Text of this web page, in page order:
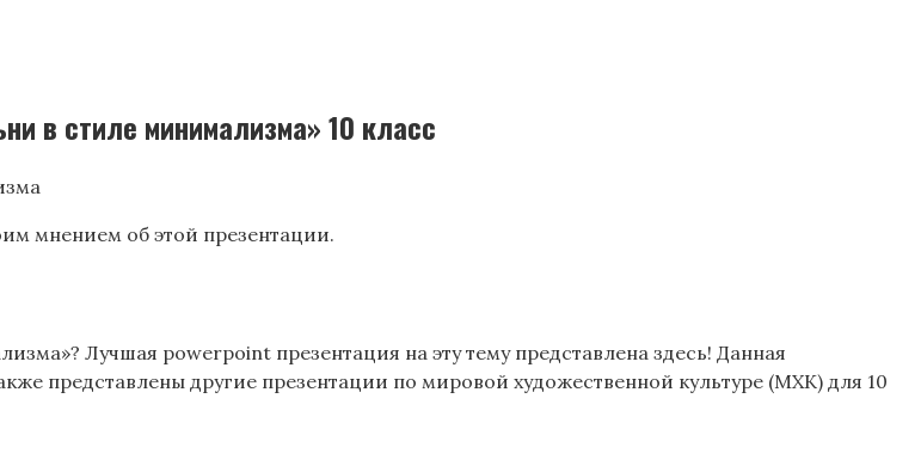
в стиле минимализма» 10 класс
мнением об этой презентации.
Лучшая powerpoint презентация на эту тему представлена здесь! Данная
представлены другие презентации по мировой художественной культуре (МХК) для 10